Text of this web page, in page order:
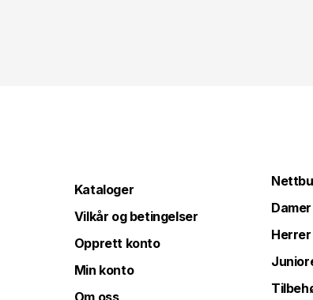
Kataloger
Vilkår og betingelser
Opprett konto
Min konto
Damer
Herrer